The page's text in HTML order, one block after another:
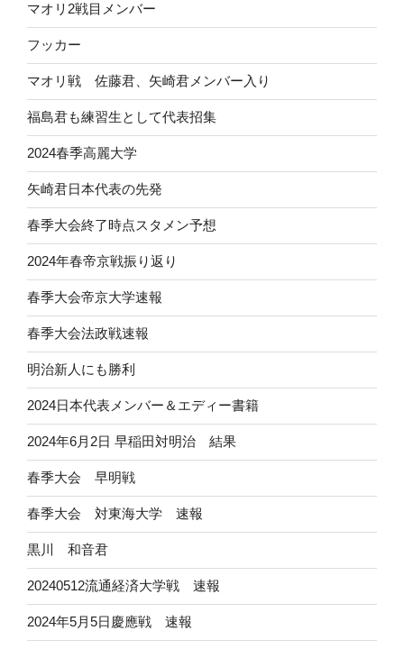
マオリ2戦目メンバー
フッカー
マオリ戦 佐藤君、矢崎君メンバー入り
福島君も練習生として代表招集
2024春季高麗大学
矢崎君日本代表の先発
春季大会終了時点スタメン予想
2024年春帝京戦振り返り
春季大会帝京大学速報
春季大会法政戦速報
明治新人にも勝利
2024日本代表メンバー＆エディー書籍
2024年6月2日 早稲田対明治 結果
春季大会 早明戦
春季大会 対東海大学 速報
黒川 和音君
20240512流通経済大学戦 速報
2024年5月5日慶應戦 速報